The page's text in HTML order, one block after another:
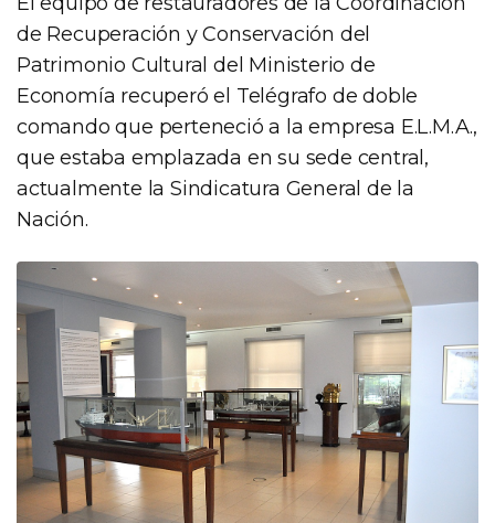
de Recuperación y Conservación del
Patrimonio Cultural del Ministerio de
Economía recuperó el Telégrafo de doble
comando que perteneció a la empresa E.L.M.A.,
que estaba emplazada en su sede central,
actualmente la Sindicatura General de la
Nación.